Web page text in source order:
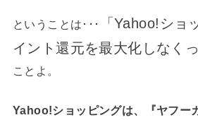
ということは･･･
「Yahoo!ショ
イント還元を最大化しなく
ことよ。
Yahoo!ショッピングは、『ヤフー